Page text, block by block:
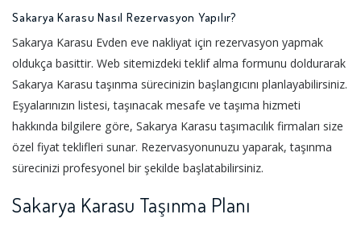
Sakarya Karasu Nasıl Rezervasyon Yapılır?
Sakarya Karasu Evden eve nakliyat için rezervasyon yapmak
oldukça basittir. Web sitemizdeki teklif alma formunu doldurarak
Sakarya Karasu taşınma sürecinizin başlangıcını planlayabilirsiniz.
Eşyalarınızın listesi, taşınacak mesafe ve taşıma hizmeti
hakkında bilgilere göre, Sakarya Karasu taşımacılık firmaları size
özel fiyat teklifleri sunar. Rezervasyonunuzu yaparak, taşınma
sürecinizi profesyonel bir şekilde başlatabilirsiniz.
Sakarya Karasu Taşınma Planı